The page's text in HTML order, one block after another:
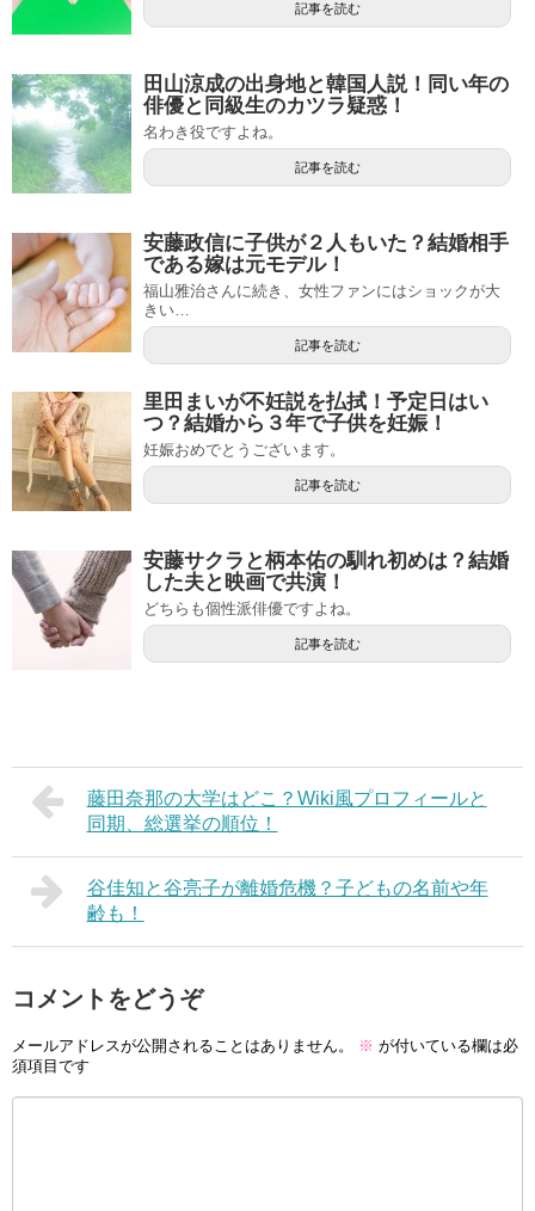
記事を読む
田山涼成の出身地と韓国人説！同い年の
俳優と同級生のカツラ疑惑！
名わき役ですよね。
記事を読む
安藤政信に子供が２人もいた？結婚相手
である嫁は元モデル！
福山雅治さんに続き、女性ファンにはショックが大
きい…
記事を読む
里田まいが不妊説を払拭！予定日はい
つ？結婚から３年で子供を妊娠！
妊娠おめでとうございます。
記事を読む
安藤サクラと柄本佑の馴れ初めは？結婚
した夫と映画で共演！
どちらも個性派俳優ですよね。
記事を読む
藤田奈那の大学はどこ？Wiki風プロフィールと
同期、総選挙の順位！
谷佳知と谷亮子が離婚危機？子どもの名前や年
齢も！
コメントをどうぞ
メールアドレスが公開されることはありません。 ※ が付いている欄は必
須項目です